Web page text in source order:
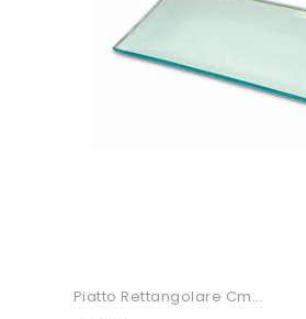
Piatto Rettangolare Cm...